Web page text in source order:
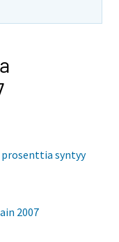
prosenttia syntyy
2007